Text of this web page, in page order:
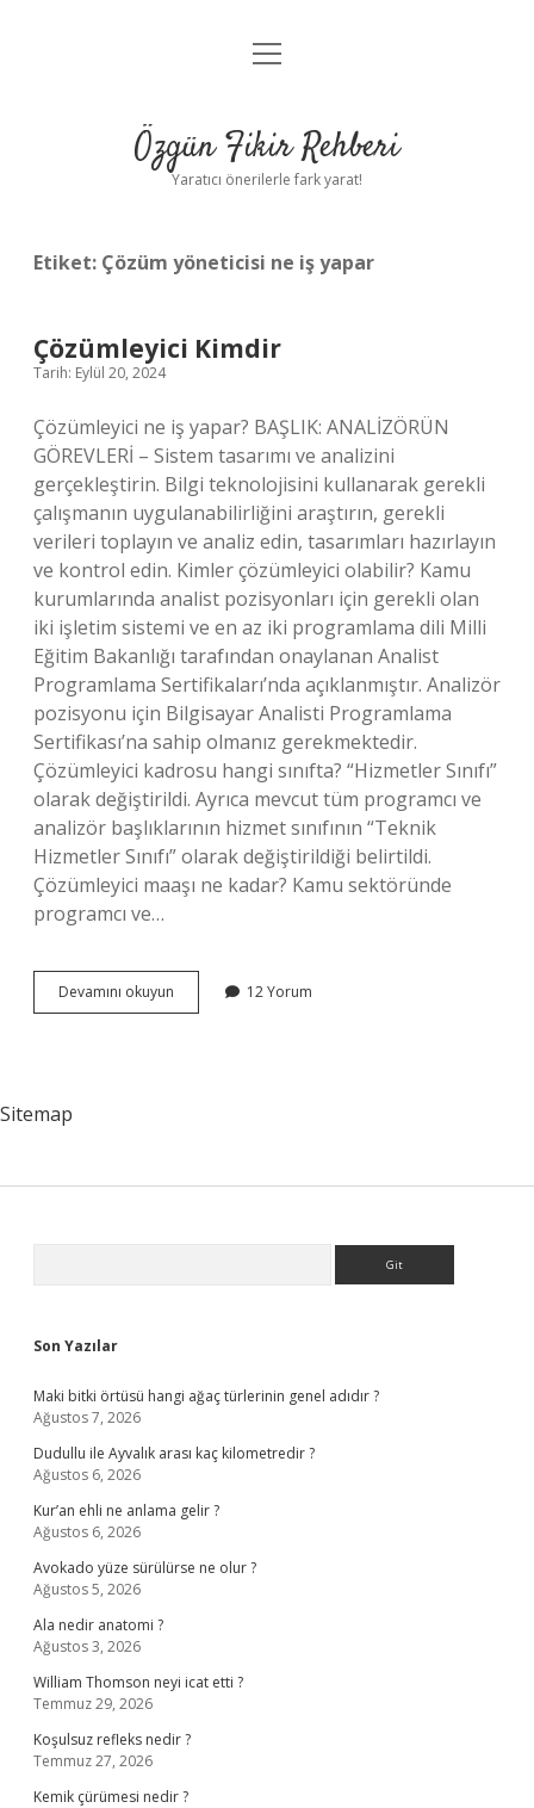
Gizlilik Politikası
Yasal Uyarı
menüyü
Özgün Fikir Rehberi
Yaratıcı önerilerle fark yarat!
Etiket: Çözüm yöneticisi ne iş yapar
Çözümleyici Kimdir
Tarih: Eylül 20, 2024
Çözümleyici ne iş yapar? BAŞLIK: ANALİZÖRÜN
GÖREVLERİ – Sistem tasarımı ve analizini
gerçekleştirin. Bilgi teknolojisini kullanarak gerekli
çalışmanın uygulanabilirliğini araştırın, gerekli
verileri toplayın ve analiz edin, tasarımları hazırlayın
ve kontrol edin. Kimler çözümleyici olabilir? Kamu
kurumlarında analist pozisyonları için gerekli olan
iki işletim sistemi ve en az iki programlama dili Milli
Eğitim Bakanlığı tarafından onaylanan Analist
Programlama Sertifikaları’nda açıklanmıştır. Analizör
pozisyonu için Bilgisayar Analisti Programlama
Sertifikası’na sahip olmanız gerekmektedir.
Çözümleyici kadrosu hangi sınıfta? “Hizmetler Sınıfı”
olarak değiştirildi. Ayrıca mevcut tüm programcı ve
analizör başlıklarının hizmet sınıfının “Teknik
Hizmetler Sınıfı” olarak değiştirildiği belirtildi.
Çözümleyici maaşı ne kadar? Kamu sektöründe
programcı ve…
Devamını okuyun Çözümleyici
Kimdir
12 Yorum
Sitemap
Son Yazılar
Maki bitki örtüsü hangi ağaç türlerinin genel adıdır ?
Ağustos 7, 2026
Dudullu ile Ayvalık arası kaç kilometredir ?
Ağustos 6, 2026
Kur’an ehli ne anlama gelir ?
Ağustos 6, 2026
Avokado yüze sürülürse ne olur ?
Ağustos 5, 2026
Ala nedir anatomi ?
Ağustos 3, 2026
William Thomson neyi icat etti ?
Temmuz 29, 2026
Koşulsuz refleks nedir ?
Temmuz 27, 2026
Kemik çürümesi nedir ?